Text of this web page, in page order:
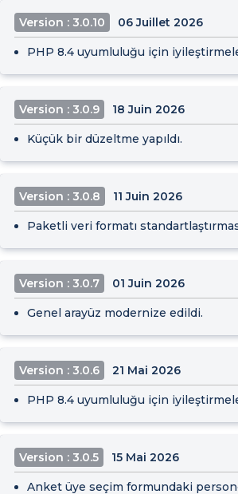
Version : 3.0.10 06 Juillet 2026
PHP 8.4 uyumluluğu için
Version : 3.0.9 18 Juin 2026
Küçük bir düzeltme yapıldı.
Version : 3.0.8 11 Juin 2026
Paketli veri formatı
Version : 3.0.7 01 Juin 2026
Genel arayüz modernize edildi.
Version : 3.0.6 21 Mai 2026
PHP 8.4 uyumluluğu için
Version : 3.0.5 15 Mai 2026
Anket üye seçim formundaki